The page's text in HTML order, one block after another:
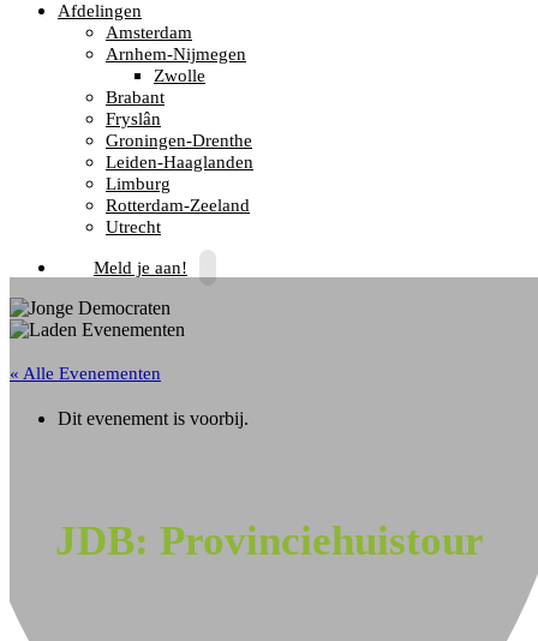
Afdelingen
Amsterdam
Arnhem-Nijmegen
Zwolle
Brabant
Fryslân
Groningen-Drenthe
Leiden-Haaglanden
Limburg
Rotterdam-Zeeland
Utrecht
Meld je aan!
« Alle Evenementen
Dit evenement is voorbij.
JDB: Provinciehuistour